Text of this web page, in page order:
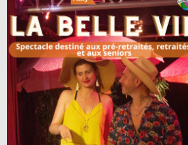
Le Centre social Nicole Bastien vous invite
à découvrir « La Belle Vie », un spectacle
de la Compagnie Acaly, spécialement
proposé aux pré-retraités, retraités et
seniors.